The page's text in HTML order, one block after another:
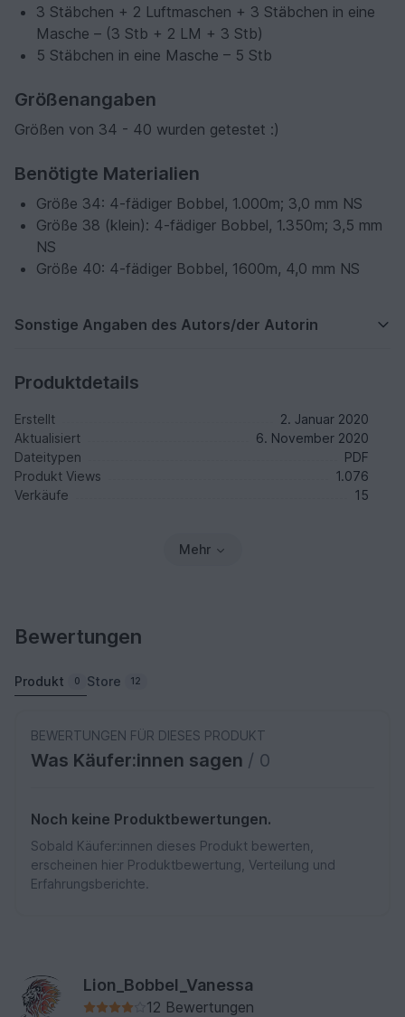
3 Stäbchen + 2 Luftmaschen + 3 Stäbchen in eine
Masche – (3 Stb + 2 LM + 3 Stb)
5 Stäbchen in eine Masche – 5 Stb
Größenangaben
Größen von 34 - 40 wurden getestet :)
Benötigte Materialien
Größe 34: 4-fädiger Bobbel, 1.000m; 3,0 mm NS
Größe 38 (klein): 4-fädiger Bobbel, 1.350m; 3,5 mm
NS
Größe 40: 4-fädiger Bobbel, 1600m, 4,0 mm NS
Sonstige Angaben des Autors/der Autorin
Produktdetails
Erstellt
2. Januar 2020
Aktualisiert
6. November 2020
Dateitypen
PDF
Produkt Views
1.076
Verkäufe
15
Mehr
Bewertungen
Produkt 0 Store 12
BEWERTUNGEN FÜR DIESES PRODUKT
Was Käufer:innen sagen / 0
Noch keine Produktbewertungen.
Sobald Käufer:innen dieses Produkt bewerten,
erscheinen hier Produktbewertung, Verteilung und
Erfahrungsberichte.
Lion_Bobbel_Vanessa
12 Bewertungen